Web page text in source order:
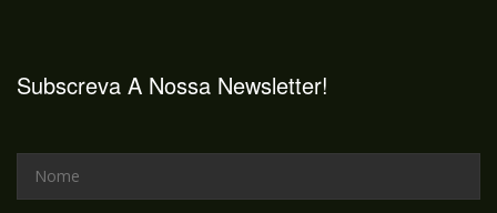
Subscreva A Nossa Newsletter!